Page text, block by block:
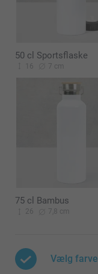
50 cl Sportsflaske
16 7 cm
75 cl Bambus
26 7,8 cm
Vælg farve